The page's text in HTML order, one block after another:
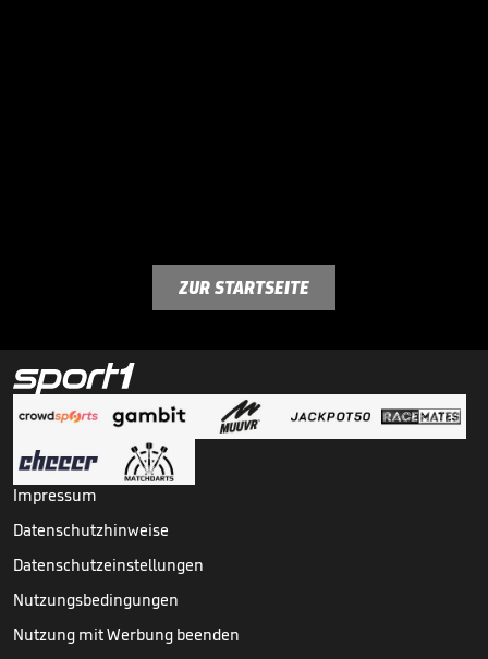
ZUR STARTSEITE
Impressum
Datenschutzhinweise
Datenschutzeinstellungen
Nutzungsbedingungen
Nutzung mit Werbung beenden